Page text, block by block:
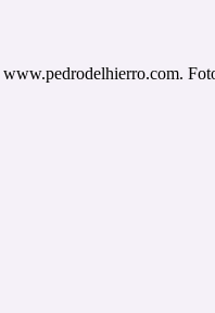
www.pedrodelhierro.com.